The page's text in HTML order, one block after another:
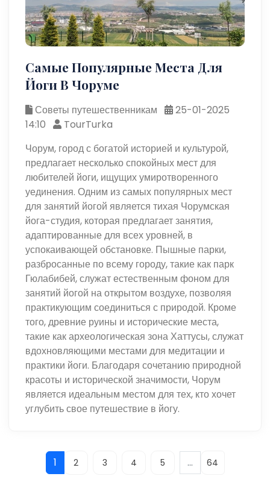
Самые Популярные Места Для
Йоги В Чоруме
Советы путешественникам
25-01-2025
14:10
TourTurka
Чорум, город с богатой историей и культурой,
предлагает несколько спокойных мест для
любителей йоги, ищущих умиротворенного
уединения. Одним из самых популярных мест
для занятий йогой является тихая Чорумская
йога-студия, которая предлагает занятия,
адаптированные для всех уровней, в
успокаивающей обстановке. Пышные парки,
разбросанные по всему городу, такие как парк
Гюлабибей, служат естественным фоном для
занятий йогой на открытом воздухе, позволяя
практикующим соединиться с природой. Кроме
того, древние руины и исторические места,
такие как археологическая зона Хаттусы, служат
вдохновляющими местами для медитации и
практики йоги. Благодаря сочетанию природной
красоты и исторической значимости, Чорум
является идеальным местом для тех, кто хочет
углубить свое путешествие в йогу.
1 2 3 4 5 ... 64